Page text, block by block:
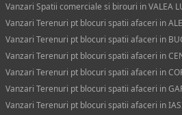
Vanzari Spatii comerciale si birouri in VALEA
Vanzari Terenuri pt blocuri spatii afaceri in
Vanzari Terenuri pt blocuri spatii afaceri in
Vanzari Terenuri pt blocuri spatii afaceri in
Vanzari Terenuri pt blocuri spatii afaceri in
Vanzari Terenuri pt blocuri spatii afaceri in
Vanzari Terenuri pt blocuri spatii afaceri in